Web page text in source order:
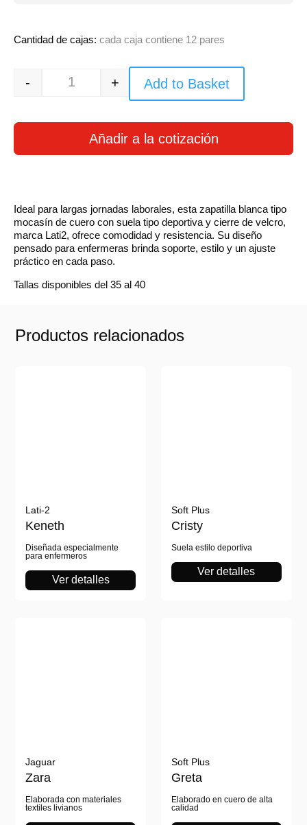
Cantidad de cajas: cada caja contiene 12 pares
Quantity
- + Add to Basket
Añadir a la cotización
Ideal para largas jornadas laborales, esta zapatilla blanca tipo
mocasín de cuero con suela tipo deportiva y cierre de velcro,
marca Lati2, ofrece comodidad y resistencia. Su diseño
pensado para enfermeras brinda soporte, estilo y un ajuste
práctico en cada paso.
Tallas disponibles del 35 al 40
Productos relacionados
Lati-2
Keneth
Diseñada especialmente
para enfermeros
Ver detalles
Soft Plus
Cristy
Suela estilo deportiva
Ver detalles
Jaguar
Zara
Elaborada con materiales
textiles livianos
Soft Plus
Greta
Elaborado en cuero de alta
calidad